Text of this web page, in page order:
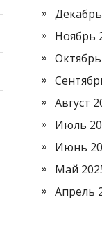
Ноябрь
Август
Июль
Июнь
Май
Апрель